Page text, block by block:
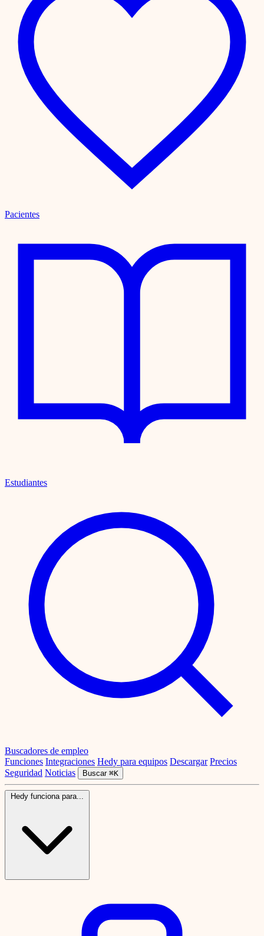
Pacientes
Estudiantes
Buscadores de empleo
Funciones Integraciones Hedy para equipos Descargar Precios
Seguridad Noticias Buscar ⌘K
Hedy funciona para...